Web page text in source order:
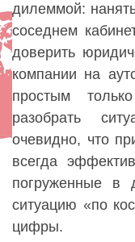
дилеммой:
соседнем
доверить
компании на
простым
разобрать
очевидно, что
всегда
погруженные в
ситуацию «по
цифры.